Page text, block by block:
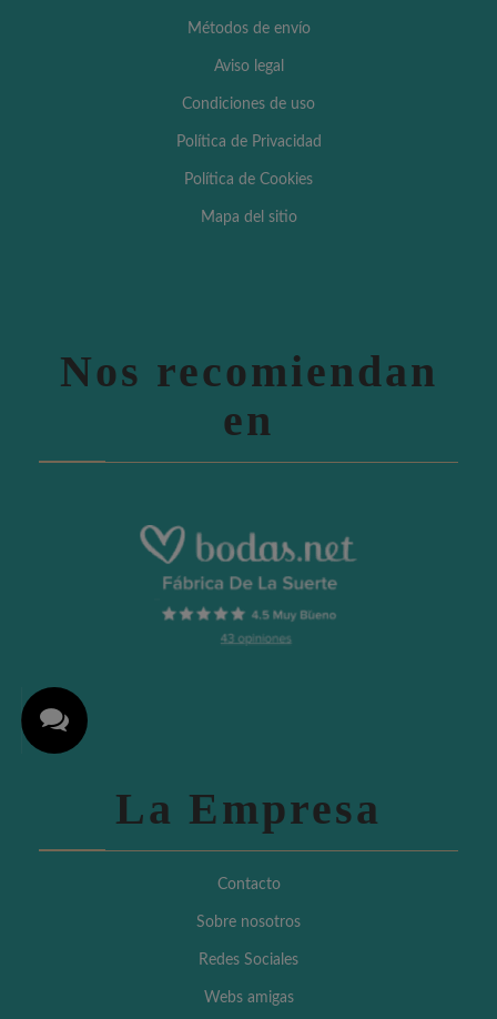
Métodos de envío
Aviso legal
Condiciones de uso
Política de Privacidad
Política de Cookies
Mapa del sitio
Nos recomiendan
en
La Empresa
Contacto
Sobre nosotros
Redes Sociales
Webs amigas